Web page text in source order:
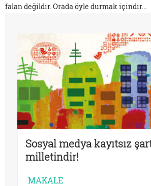
falan değildir. Orada öyle durmak içindir…
Sosyal medya kayıtsız
milletindir!
MAKALE